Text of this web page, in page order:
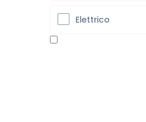
Elettrico